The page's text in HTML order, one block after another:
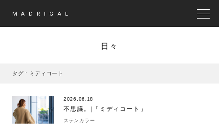
MADRIGAL
日々
タグ : ミディコート
2026.06.18
不思議。|「ミディコート」
ステンカラー